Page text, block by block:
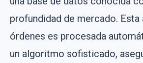
profundidad de mercado. Esta
órdenes es procesada
un algoritmo sofisticado,